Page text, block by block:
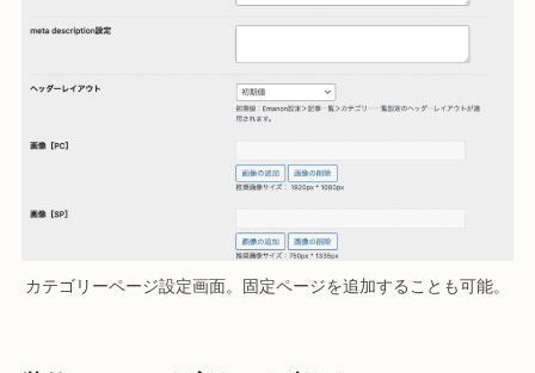
カテゴリーページ設定画面。固定ページを追加することも可能。